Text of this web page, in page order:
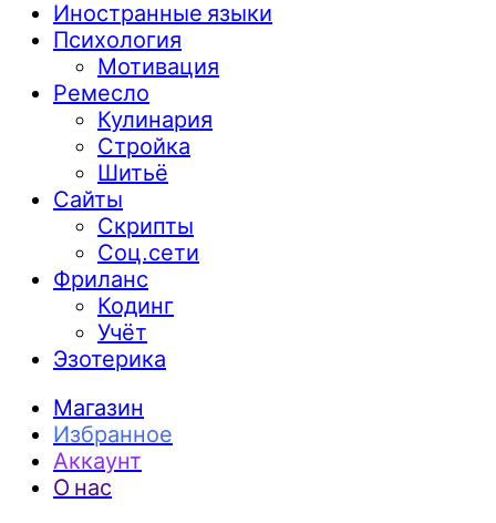
Иностранные языки
Психология
Мотивация
Ремесло
Кулинария
Стройка
Шитьё
Сайты
Скрипты
Соц.сети
Фриланс
Кодинг
Учёт
Эзотерика
Магазин
Избранное
Аккаунт
О нас